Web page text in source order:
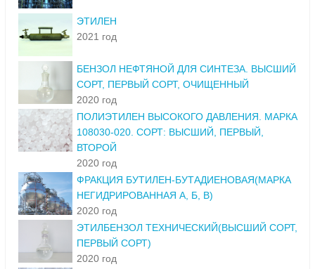
ЭТИЛЕН
2021 год
БЕНЗОЛ НЕФТЯНОЙ ДЛЯ СИНТЕЗА. ВЫСШИЙ
СОРТ, ПЕРВЫЙ СОРТ, ОЧИЩЕННЫЙ
2020 год
ПОЛИЭТИЛЕН ВЫСОКОГО ДАВЛЕНИЯ. МАРКА
108030-020. СОРТ: ВЫСШИЙ, ПЕРВЫЙ,
ВТОРОЙ
2020 год
ФРАКЦИЯ БУТИЛЕН-БУТАДИЕНОВАЯ(МАРКА
НЕГИДРИРОВАННАЯ А, Б, В)
2020 год
ЭТИЛБЕНЗОЛ ТЕХНИЧЕСКИЙ(ВЫСШИЙ СОРТ,
ПЕРВЫЙ СОРТ)
2020 год